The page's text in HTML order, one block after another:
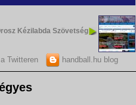
Kézilabda Szövetség
Twitteren handball.hu blog